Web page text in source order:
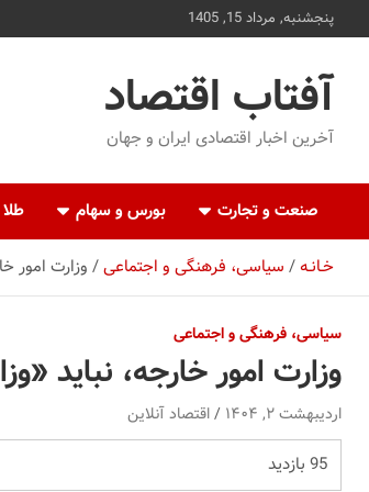
محتوا
پنجشنبه, مرداد 15, 1405
آفتاب اقتصاد
آخرین اخبار اقتصادی ایران و جهان
صنعت و تجارت بورس و سهام
خـانـه سیاسی، فرهنگی و اجتماعی وزارت امور
سیاسی، فرهنگی و اجتماعی
وزارت امور خارجه، نباید
اردیبهشت ۲, ۱۴۰۴ اقتصاد آنلاین
95 بازدید